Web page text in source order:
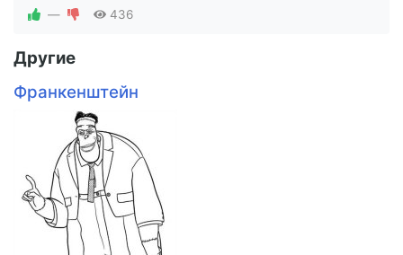
— 436
Другие
Франкенштейн